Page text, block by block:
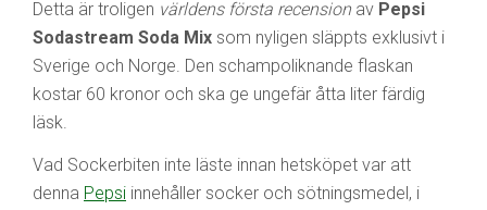
Detta är troligen världens första recension av Pepsi
Sodastream Soda Mix som nyligen släppts exklusivt i
Sverige och Norge. Den schampoliknande flaskan
kostar 60 kronor och ska ge ungefär åtta liter färdig
läsk.
Vad Sockerbiten inte läste innan hetsköpet var att
denna Pepsi innehåller socker och sötningsmedel, i